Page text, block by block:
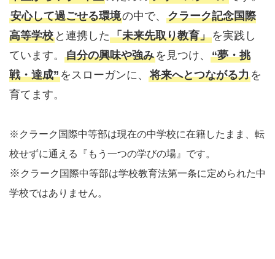
安心して過ごせる環境の中で、 クラーク記念国際
高等学校 と連携した 「未来先取り教育」 を実践し
ています。 自分の興味や強み を見つけ、 “夢・挑
戦・達成” をスローガンに、 将来へとつながる力 を
育てます。
※クラーク国際中等部は現在の中学校に在籍したまま、転
校せずに通える『もう一つの学びの場』です。
※ クラーク国際中等部は学校教育法第一条に定められた中
学校ではありません。